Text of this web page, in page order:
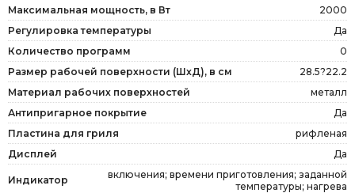
Максимальная мощность, в Вт
2000
Регулировка температуры
Да
Количество программ
0
Размер рабочей поверхности (ШxД), в см
28.5?22.2
Материал рабочих поверхностей
металл
Антипригарное покрытие
Да
Пластина для гриля
рифленая
Дисплей
Да
Индикатор
включения; времени приготовления; заданной
температуры; нагрева